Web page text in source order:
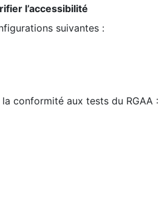
l’accessibilité
suivantes :
conformité aux tests du RGAA :